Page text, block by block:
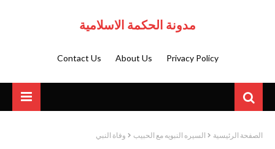
مدونة الحكمة الاسلامية
Privacy Policy
About Us
Contact Us
الصفحة الرئيسية السيره النبويه مع الحبيب وفاة النبي